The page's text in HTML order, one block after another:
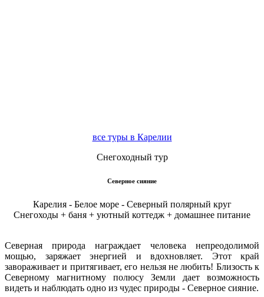
все туры в Карелии
Снегоходный тур
Северное сияние
Карелия - Белое море - Северный полярный круг
Снегоходы + баня + уютный коттедж + домашнее питание
Северная природа награждает человека непреодолимой
мощью, заряжает энергией и вдохновляет. Этот край
завораживает и притягивает, его нельзя не любить! Близость к
Северному магнитному полюсу Земли дает возможность
видеть и наблюдать одно из чудес природы - Северное сияние.